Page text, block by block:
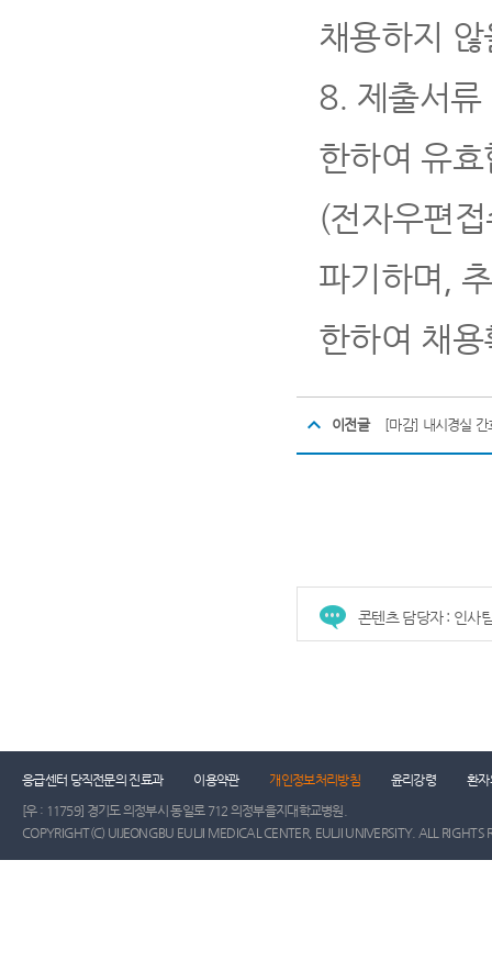
채용하지
8. 제출서
한하여 유
(전자우편
파기하며 ,
한하여 채
이전글 [마감] 내시경실
콘텐츠 담당자 : 인사
응급센터 당직전문의 진료과 이용약관 개인정보처리방침 윤리강령
환자
[우 : 11759] 경기도 의정부시 동일로 712 의정부을지대학교병원.
COPYRIGHT(C) UIJEONGBU EULJI MEDICAL CENTER, EULJI UNIVERSITY. ALL RIGHTS